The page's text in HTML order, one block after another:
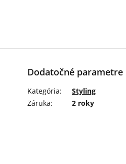
Dodatočné parametre
Kategória:
Styling
Záruka: 2 roky